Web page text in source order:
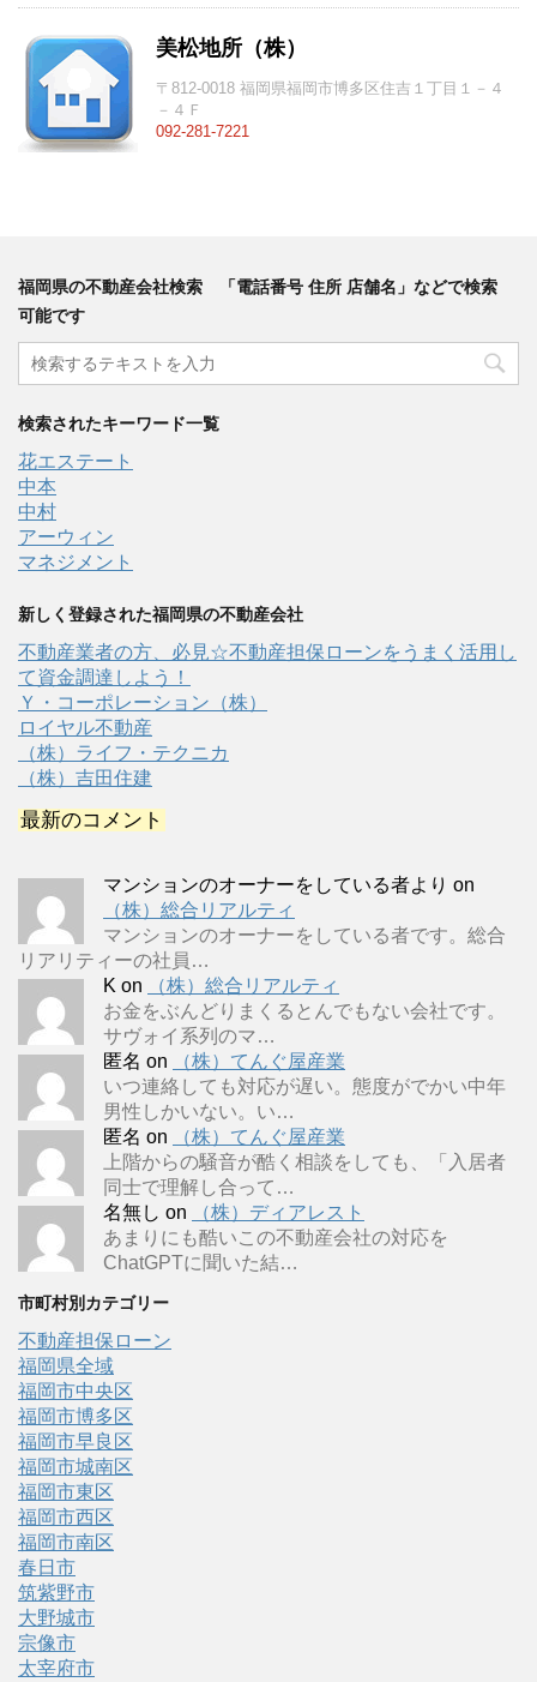
美松地所（株）
〒812-0018 福岡県福岡市博多区住吉１丁目１－４
－４Ｆ
092-281-7221
福岡県の不動産会社検索 「電話番号 住所 店舗名」などで検索
可能です
検索されたキーワード一覧
花エステート
中本
中村
アーウィン
マネジメント
新しく登録された福岡県の不動産会社
不動産業者の方、必見☆不動産担保ローンをうまく活用し
て資金調達しよう！
Ｙ・コーポレーション（株）
ロイヤル不動産
（株）ライフ・テクニカ
（株）吉田住建
最新のコメント
マンションのオーナーをしている者より on
（株）総合リアルティ
マンションのオーナーをしている者です。総合
リアリティーの社員…
K on
（株）総合リアルティ
お金をぶんどりまくるとんでもない会社です。
サヴォイ系列のマ…
匿名 on
（株）てんぐ屋産業
いつ連絡しても対応が遅い。態度がでかい中年
男性しかいない。い…
匿名 on
（株）てんぐ屋産業
上階からの騒音が酷く相談をしても、「入居者
同士で理解し合って…
名無し on
（株）ディアレスト
あまりにも酷いこの不動産会社の対応を
ChatGPTに聞いた結…
市町村別カテゴリー
不動産担保ローン
福岡県全域
福岡市中央区
福岡市博多区
福岡市早良区
福岡市城南区
福岡市東区
福岡市西区
福岡市南区
春日市
筑紫野市
大野城市
宗像市
太宰府市